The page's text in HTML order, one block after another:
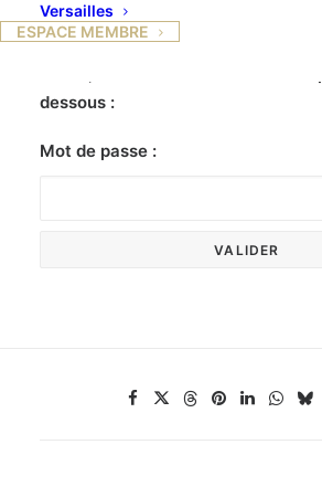
Versailles
ESPACE MEMBRE
Ce contenu est protégé par un mot
dessous :
Mot de passe :